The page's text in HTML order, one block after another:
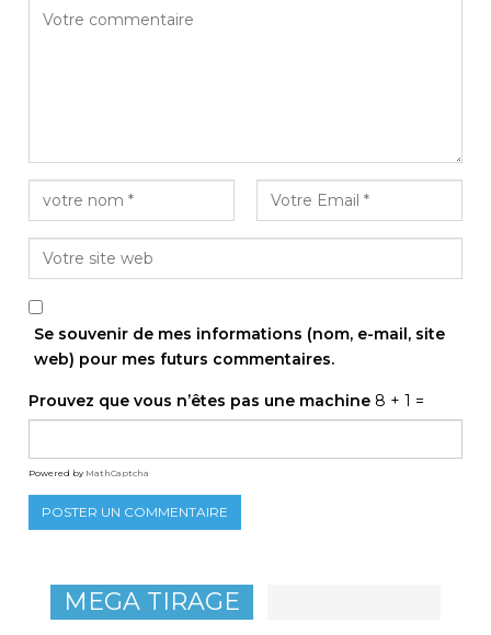
Se souvenir de mes informations (nom, e-mail, site
web) pour mes futurs commentaires.
Prouvez que vous n’êtes pas une machine 8 + 1 =
Powered by MathCaptcha
MEGA TIRAGE